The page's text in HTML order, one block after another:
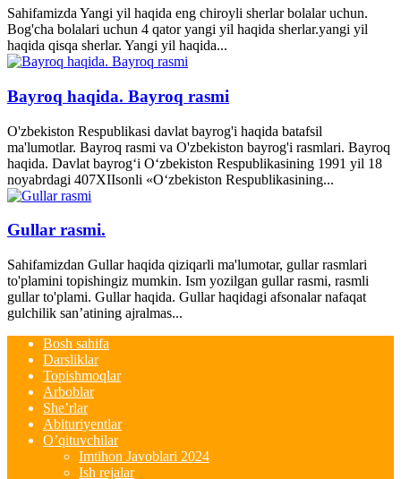
Sahifamizda Yangi yil haqida eng chiroyli sherlar bolalar uchun.
Bog'cha bolalari uchun 4 qator yangi yil haqida sherlar.yangi yil
haqida qisqa sherlar. Yangi yil haqida...
Bayroq haqida. Bayroq rasmi
O'zbekiston Respublikasi davlat bayrog'i haqida batafsil
ma'lumotlar. Bayroq rasmi va O'zbekiston bayrog'i rasmlari. Bayroq
haqida. Davlat bayrog‘i O‘zbekiston Respublikasining 1991 yil 18
noyabrdagi 407­XII­sonli «O‘zbekiston Respublikasining...
Gullar rasmi.
Sahifamizdan Gullar haqida qiziqarli ma'lumotar, gullar rasmlari
to'plamini topishingiz mumkin. Ism yozilgan gullar rasmi, rasmli
gullar to'plami. Gullar haqida. Gullar haqidagi afsonalar nafaqat
gulchilik san’atining ajralmas...
Bosh sahifa
Darsliklar
Topishmoqlar
Arboblar
She’rlar
Abituriyentlar
O’qituvchilar
Imtihon Javoblari 2024
Ish rejalar